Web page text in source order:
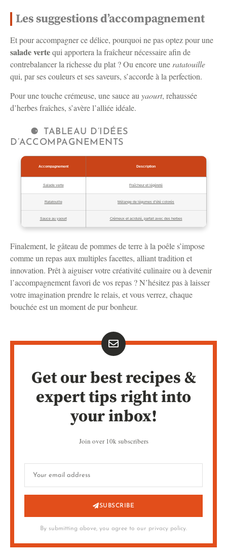
Les suggestions d’accompagnement
Et pour accompagner ce délice, pourquoi ne pas optez pour une
salade vertequi apportera la fraîcheur nécessaire afin de
contrebalancer la richesse du plat ? Ou encore une ratatouille
qui, par ses couleurs et ses saveurs, s’accorde à la perfection.
Pour une touche crémeuse, une sauce auyaourt, rehaussée
d’herbes fraîches, s’avère l’alliée idéale.
TABLEAU D’IDÉES
D’ACCOMPAGNEMENTS
Accompagnement Description
Salade verte Fraîcheur et légèreté
Ratatouille Mélange de légumes d’été colorés
Sauce au yaourt Crémeux et acidulé, parfait avec des herbes
Finalement, le gâteau de pommes de terre à la poêle s’impose
comme un repas aux multiples facettes, alliant tradition et
innovation. Prêt à aiguiser votre créativité culinaire ou à devenir
l’accompagnement favori de vos repas ? N’hésitez pas à laisser
votre imagination prendre le relais, et vous verrez, chaque
bouchée est un moment de pur bonheur.
Get our best recipes &
expert tips right into
your inbox!
Join over 10k subscribers
SUBSCRIBE
By submitting above, you agree to our privacy policy.